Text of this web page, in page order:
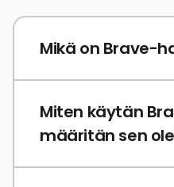
Mikä on Brave-
Miten käytän
määritän sen